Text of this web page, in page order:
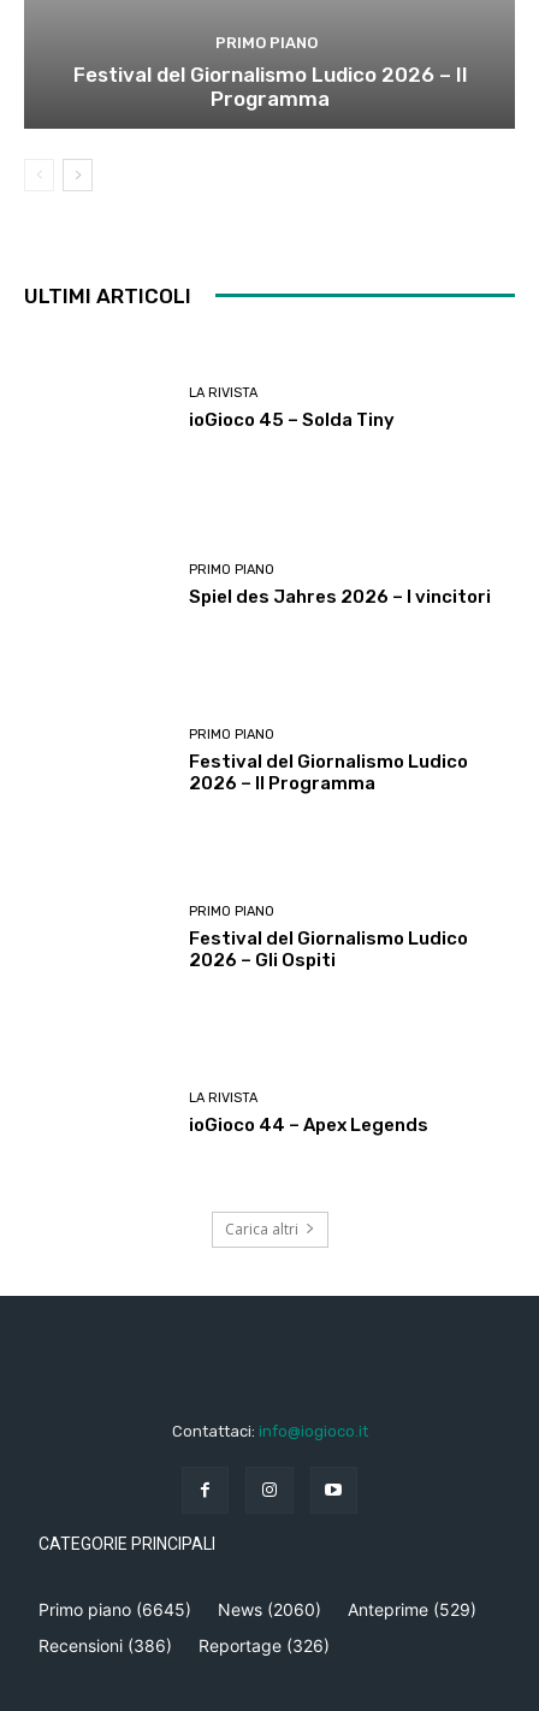
PRIMO PIANO
Festival del Giornalismo Ludico 2026 – Il
Programma
ULTIMI ARTICOLI
LA RIVISTA
ioGioco 45 – Solda Tiny
PRIMO PIANO
Spiel des Jahres 2026 – I vincitori
PRIMO PIANO
Festival del Giornalismo Ludico
2026 – Il Programma
PRIMO PIANO
Festival del Giornalismo Ludico
2026 – Gli Ospiti
LA RIVISTA
ioGioco 44 – Apex Legends
Carica altri
Contattaci: info@iogioco.it
CATEGORIE PRINCIPALI
Primo piano (6645) News (2060) Anteprime (529)
Recensioni (386) Reportage (326)